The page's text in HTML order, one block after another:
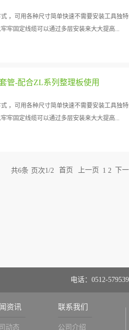
，可用各种尺寸简单快速不需要安装工具独
牢固定线缆可以通过多层安装来大大提高...
管-配合ZL系列整理板使用
，可用各种尺寸简单快速不需要安装工具独
牢固定线缆可以通过多层安装来大大提高...
共6条 页次1/2 首页 上一页 1 2 下
电话：0512-
资讯
动态
联系我们
公司介绍